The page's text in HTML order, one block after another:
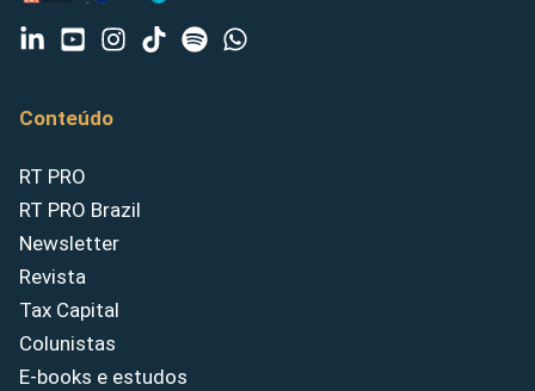
Conteúdo
RT PRO
RT PRO Brazil
Newsletter
Revista
Tax Capital
Colunistas
E-books e estudos